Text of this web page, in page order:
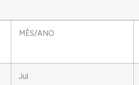
MÊS/ANO
Jul